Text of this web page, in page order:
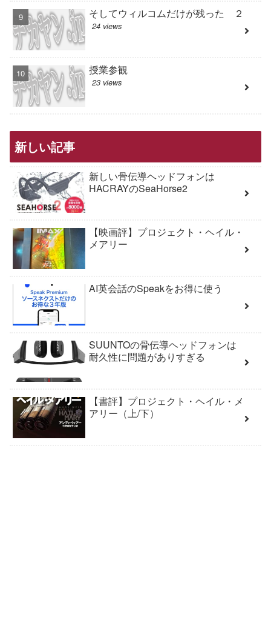
そしてウィルコムだけが残った ２
24 views
授業参観
23 views
新しい記事
新しい骨伝導ヘッドフォンは
HACRAYのSeaHorse2
【映画評】プロジェクト・ヘイル・
メアリー
AI英会話のSpeakをお得に使う
SUUNTOの骨伝導ヘッドフォンは
耐久性に問題がありすぎる
【書評】プロジェクト・ヘイル・メ
アリー（上/下）